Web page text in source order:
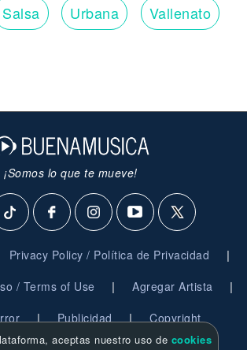
Salsa Urbana Vallenato
¡Somos lo que te mueve!
Privacy Policy / Política de Privacidad |
/ Terms of Use | Agregar Artista |
| Publicidad | Copyright
aceptas nuestro uso de cookies